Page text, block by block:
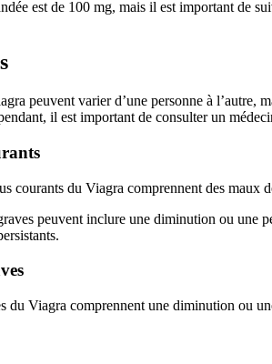
est de 100 mg, mais il est important de
peuvent varier d’une personne à l’autre,
il est important de consulter un
courants du Viagra comprennent des maux
peuvent inclure une diminution ou une
du Viagra comprennent une diminution ou